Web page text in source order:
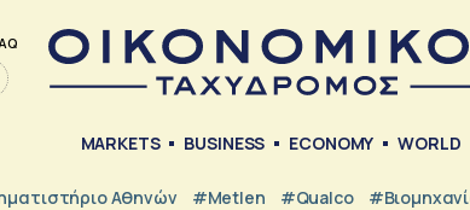
MARKETS BUSINESS ECONOMY WORLD
Αθηνών #metlen #Qualco